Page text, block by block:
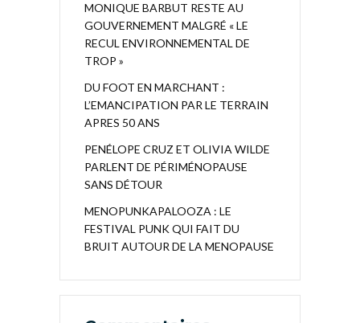
MONIQUE BARBUT RESTE AU
GOUVERNEMENT MALGRÉ « LE
RECUL ENVIRONNEMENTAL DE
TROP »
DU FOOT EN MARCHANT :
L’EMANCIPATION PAR LE TERRAIN
APRES 50 ANS
PENÉLOPE CRUZ ET OLIVIA WILDE
PARLENT DE PÉRIMÉNOPAUSE
SANS DÉTOUR
MENOPUNKAPALOOZA : LE
FESTIVAL PUNK QUI FAIT DU
BRUIT AUTOUR DE LA MENOPAUSE